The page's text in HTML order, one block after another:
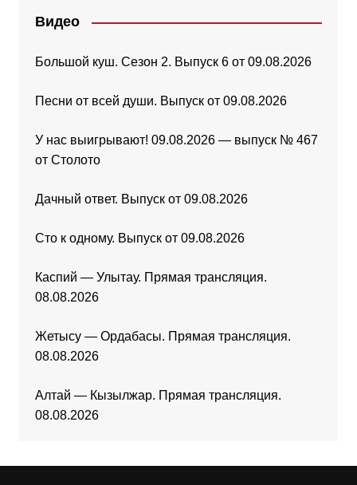
Видео
Большой куш. Сезон 2. Выпуск 6 от 09.08.2026
Песни от всей души. Выпуск от 09.08.2026
У нас выигрывают! 09.08.2026 — выпуск № 467
от Столото
Дачный ответ. Выпуск от 09.08.2026
Сто к одному. Выпуск от 09.08.2026
Каспий — Улытау. Прямая трансляция.
08.08.2026
Жетысу — Ордабасы. Прямая трансляция.
08.08.2026
Алтай — Кызылжар. Прямая трансляция.
08.08.2026